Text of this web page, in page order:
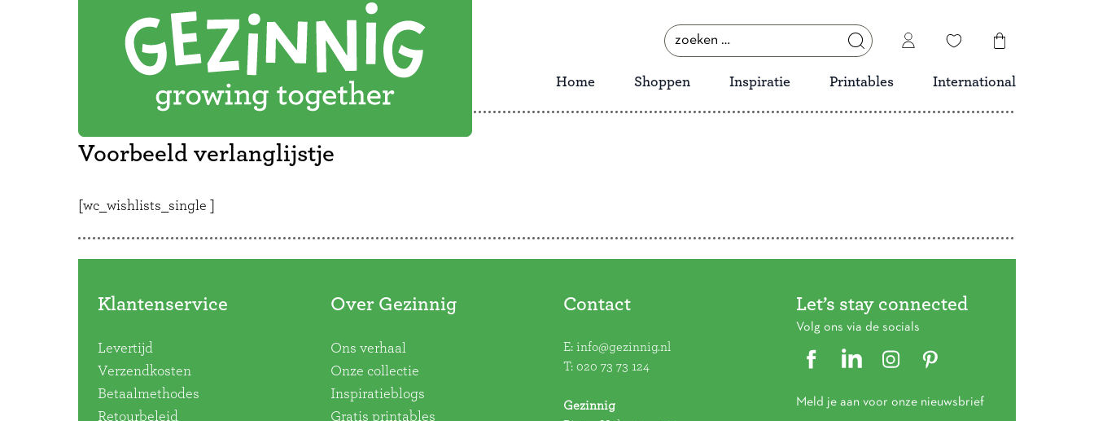
zoeken
naar:
Home Shoppen Inspiratie Printables International
Voorbeeld verlanglijstje
[wc_wishlists_single ]
Klantenservice
Levertijd
Verzendkosten
Betaalmethodes
Retourbeleid
Over Gezinnig
Ons verhaal
Onze collectie
Inspiratieblogs
Gratis printables
Contact
E: info@gezinnig.nl
T: 020 73 73 124
Gezinnig
Let’s stay connected
Volg ons via de socials
Meld je aan voor onze nieuwsbrief